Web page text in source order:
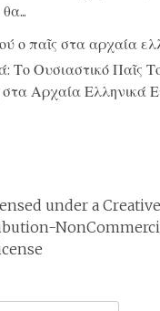
ο παῖς στα αρχαία
Το Ουσιαστικό Παῖς
στα Αρχαία Ελληνικά
under aCreative